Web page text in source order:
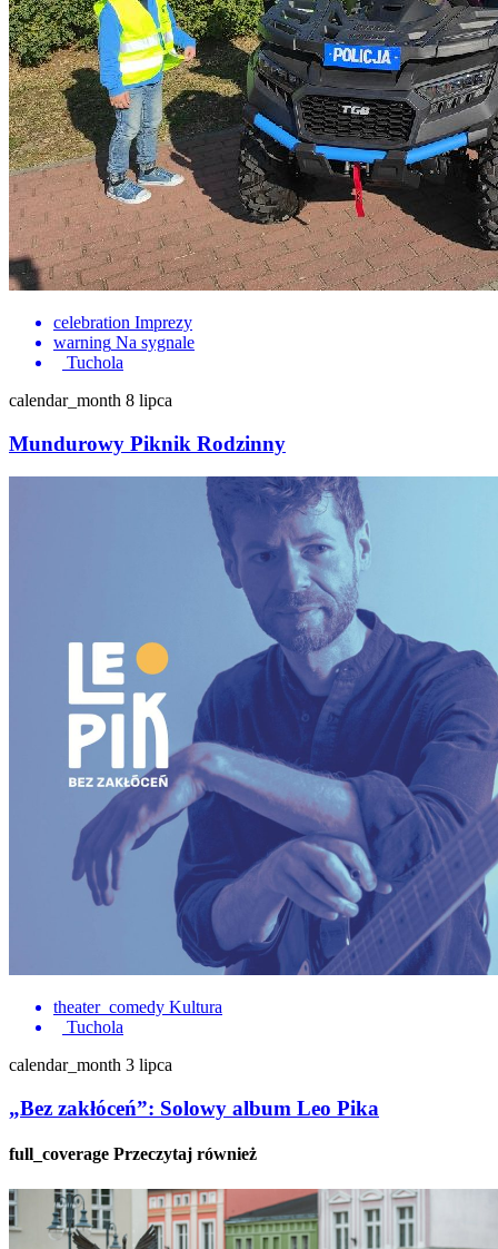
celebration Imprezy
warning Na sygnale
Tuchola
calendar_month 8 lipca
Mundurowy Piknik Rodzinny
theater_comedy Kultura
Tuchola
calendar_month 3 lipca
„Bez zakłóceń”: Solowy album Leo Pika
full_coverage Przeczytaj również